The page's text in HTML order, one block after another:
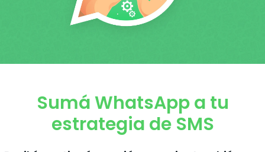
Sumá WhatsApp a tu
estrategia de SMS